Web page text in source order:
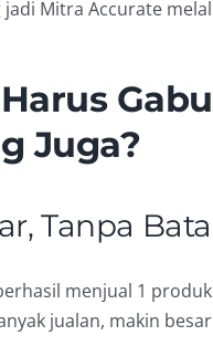
Mitra Accurate
Juga?
Tanpa
menjual 1
jualan, makin